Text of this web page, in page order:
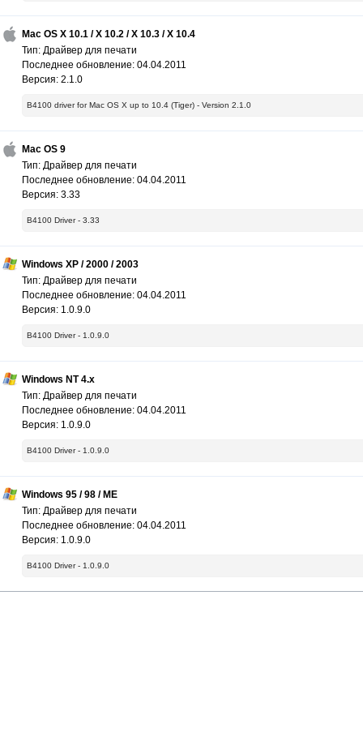
Mac OS X 10.1 / X 10.2 / X 10.3 / X 10.4
Тип: Драйвер для печати
Последнее обновление: 04.04.2011
Версия: 2.1.0
B4100 driver for Mac OS X up to 10.4 (Tiger) - Version 2.1.0
Mac OS 9
Тип: Драйвер для печати
Последнее обновление: 04.04.2011
Версия: 3.33
B4100 Driver - 3.33
Windows XP / 2000 / 2003
Тип: Драйвер для печати
Последнее обновление: 04.04.2011
Версия: 1.0.9.0
B4100 Driver - 1.0.9.0
Windows NT 4.x
Тип: Драйвер для печати
Последнее обновление: 04.04.2011
Версия: 1.0.9.0
B4100 Driver - 1.0.9.0
Windows 95 / 98 / ME
Тип: Драйвер для печати
Последнее обновление: 04.04.2011
Версия: 1.0.9.0
B4100 Driver - 1.0.9.0